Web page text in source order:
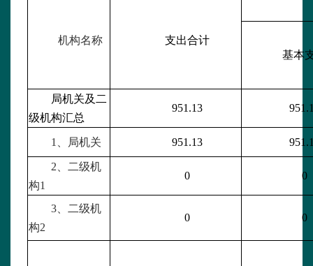
机构名称
支出合计
基本
局机关及二
级机构汇总
951.13
1、局机关 951.13
2、二级机
构1
0 0
3、二级机
构2
0 0